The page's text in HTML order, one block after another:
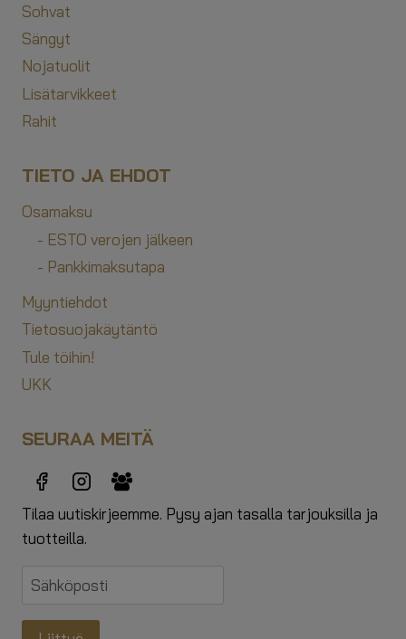
Sohvat
Sängyt
Nojatuolit
Lisätarvikkeet
Rahit
TIETO JA EHDOT
Osamaksu
- ESTO verojen jälkeen
- Pankkimaksutapa
Myyntiehdot
Tietosuojakäytäntö
Tule töihin!
UKK
SEURAA MEITÄ
Tilaa uutiskirjeemme. Pysy ajan tasalla tarjouksilla ja
tuotteilla.